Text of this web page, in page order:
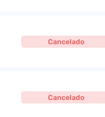
Cancelado
Cancelado